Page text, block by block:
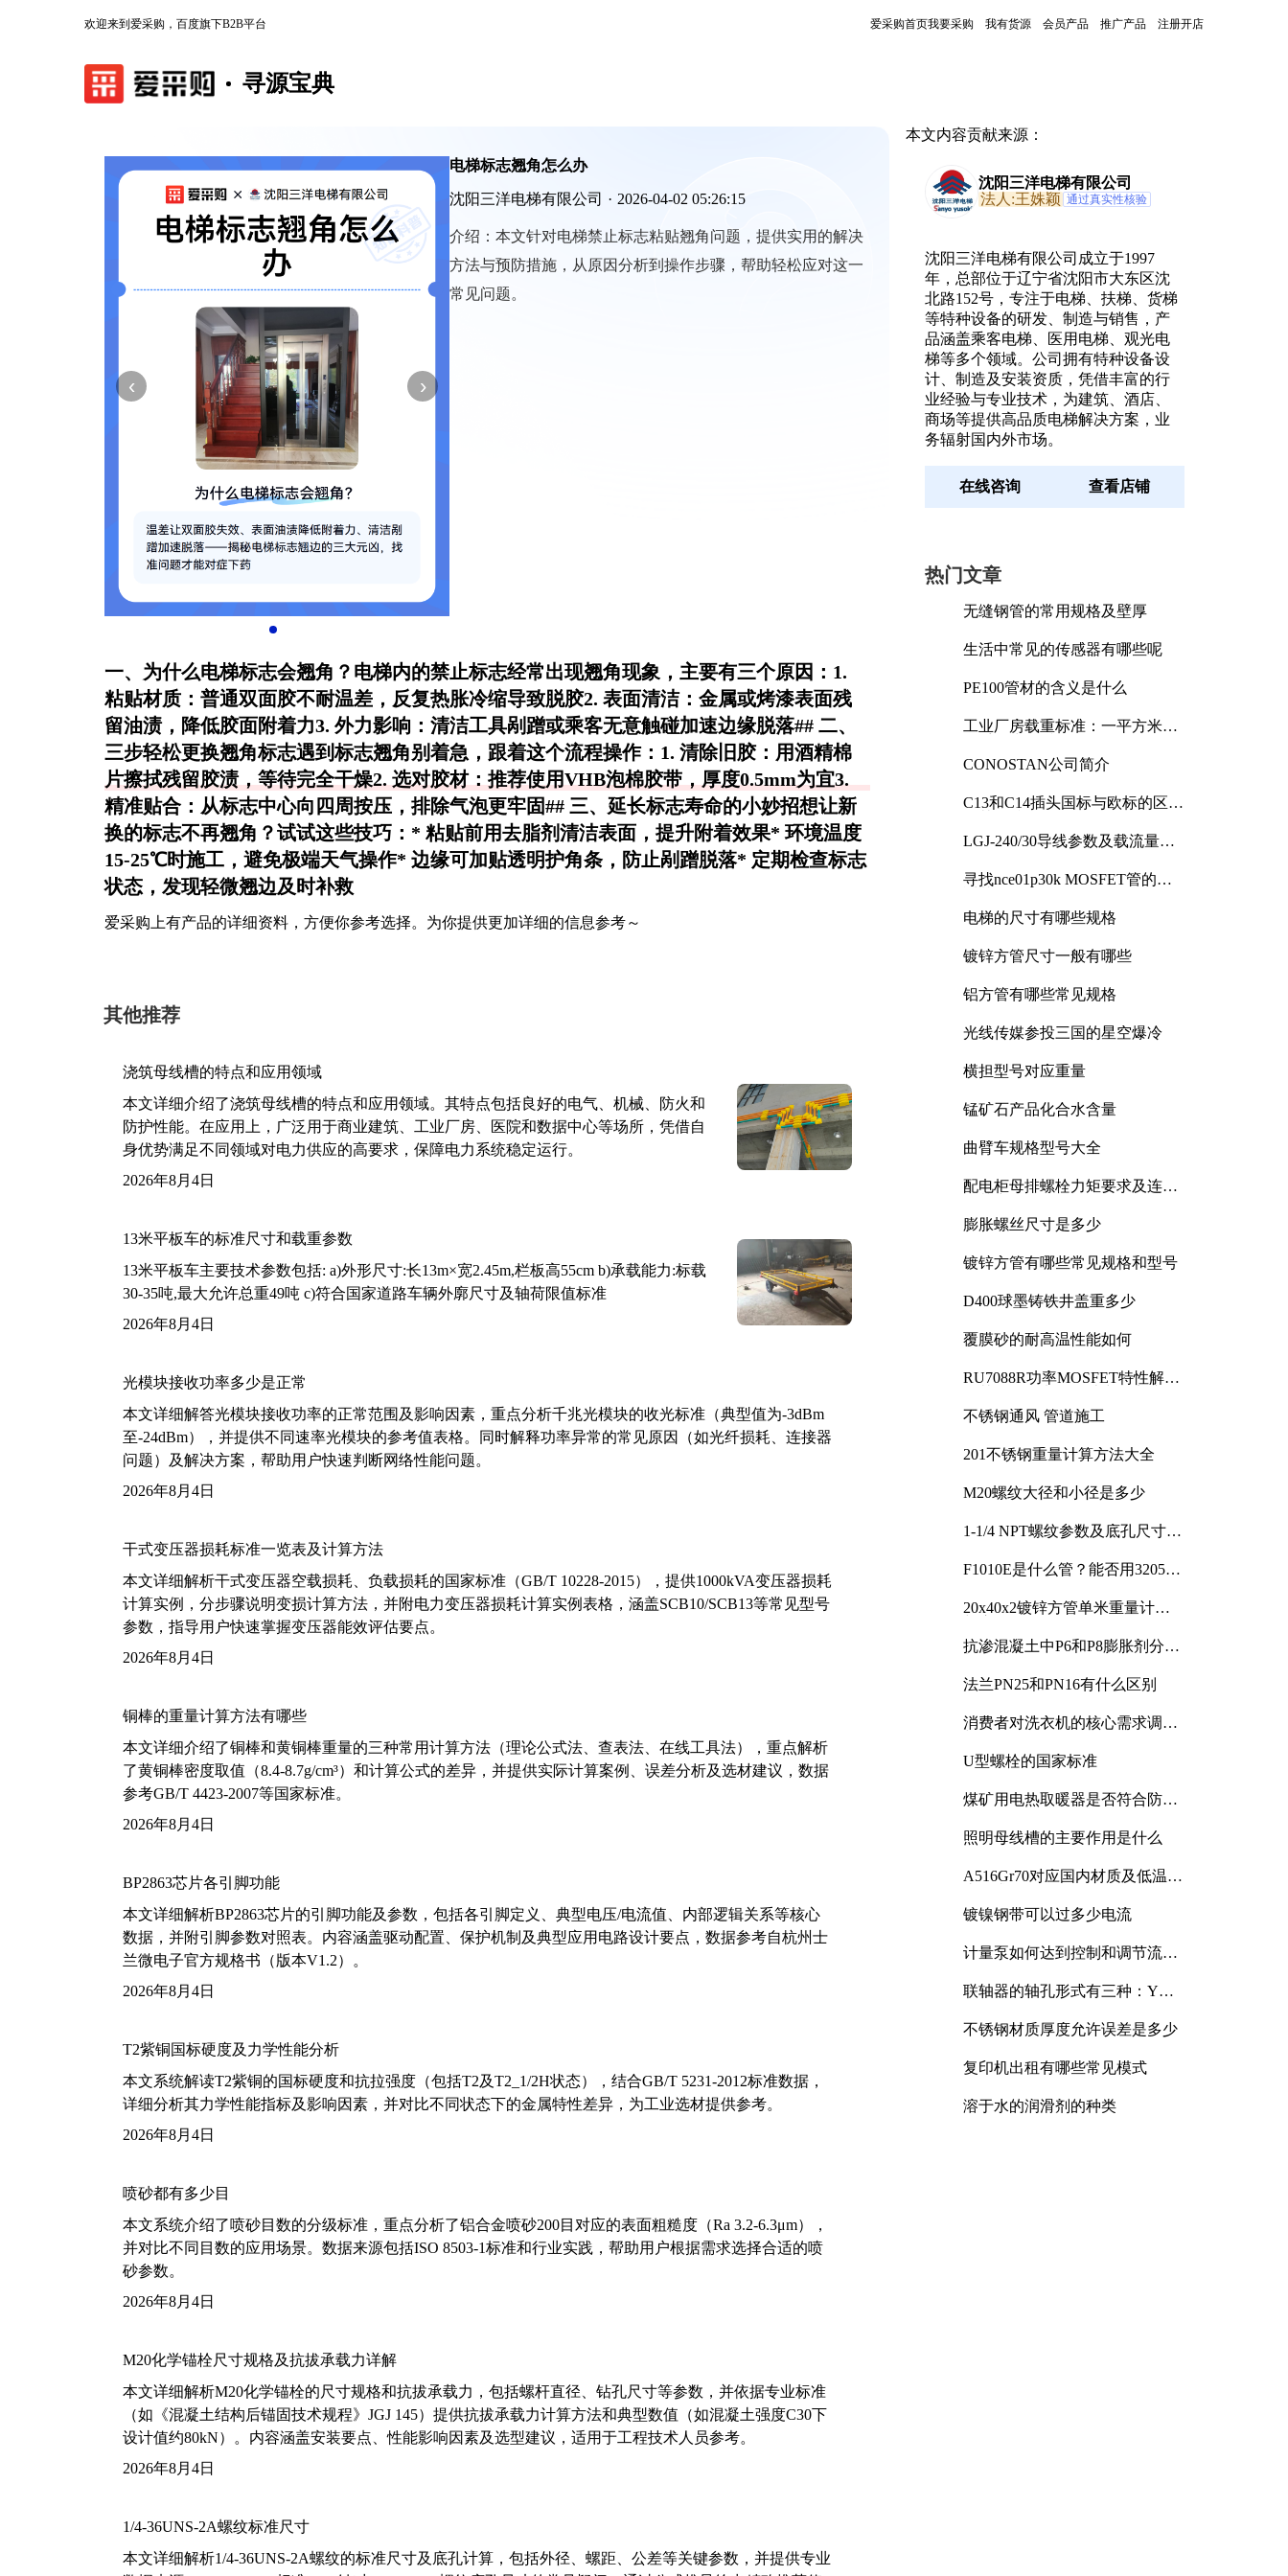
欢迎来到爱采购，百度旗下B2B平台 爱采购首页我要采购 我有货源 会员产品 推广产品 注册开店
寻源宝典
‹ ›
电梯标志翘角怎么办
沈阳三洋电梯有限公司 · 2026-04-02 05:26:15
介绍： 本文针对电梯禁止标志粘贴翘角问题，提供实用的解决
方法与预防措施，从原因分析到操作步骤，帮助轻松应对这一
常见问题。
一、为什么电梯标志会翘角？电梯内的禁止标志经常出现翘角现象，主要有三个原因：1.
粘贴材质 ：普通双面胶不耐温差，反复热胀冷缩导致脱胶2. 表面清洁：金属或烤漆表面残
留油渍，降低胶面附着力3. 外力影响 ：清洁工具剐蹭或乘客无意触碰加速边缘脱落## 二、
三步轻松更换翘角标志遇到标志翘角别着急，跟着这个流程操作：1. 清除旧胶：用酒精棉
片擦拭残留胶渍，等待完全干燥2. 选对胶材：推荐使用VHB泡棉胶带，厚度0.5mm为宜3.
精准贴合 ：从标志中心向四周按压，排除气泡更牢固## 三、延长标志寿命的小妙招想让新
换的标志不再翘角？试试这些技巧：* 粘贴前用去脂剂清洁表面，提升附着效果* 环境温度
15-25℃时施工，避免极端天气操作* 边缘可加贴透明护角条，防止剐蹭脱落* 定期检查标志
状态，发现轻微翘边及时补救
爱采购上有产品的详细资料，方便你参考选择。为你提供更加详细的信息参考～
其他推荐
浇筑母线槽的特点和应用领域
本文详细介绍了浇筑母线槽的特点和应用领域。其特点包括良好的电气、机械、防火和
防护性能。在应用上，广泛用于商业建筑、工业厂房、医院和数据中心等场所，凭借自
身优势满足不同领域对电力供应的高要求，保障电力系统稳定运行。
2026年8月4日
13米平板车的标准尺寸和载重参数
13米平板车主要技术参数包括: a)外形尺寸:长13m×宽2.45m,栏板高55cm b)承载能力:标载
30-35吨,最大允许总重49吨 c)符合国家道路车辆外廓尺寸及轴荷限值标准
2026年8月4日
光模块接收功率多少是正常
本文详细解答光模块接收功率的正常范围及影响因素，重点分析千兆光模块的收光标准（典型值为-3dBm
至-24dBm），并提供不同速率光模块的参考值表格。同时解释功率异常的常见原因（如光纤损耗、连接器
问题）及解决方案，帮助用户快速判断网络性能问题。
2026年8月4日
干式变压器损耗标准一览表及计算方法
本文详细解析干式变压器空载损耗、负载损耗的国家标准（GB/T 10228-2015），提供1000kVA变压器损耗
计算实例，分步骤说明变损计算方法，并附电力变压器损耗计算实例表格，涵盖SCB10/SCB13等常见型号
参数，指导用户快速掌握变压器能效评估要点。
2026年8月4日
铜棒的重量计算方法有哪些
本文详细介绍了铜棒和黄铜棒重量的三种常用计算方法（理论公式法、查表法、在线工具法），重点解析
了黄铜棒密度取值（8.4-8.7g/cm³）和计算公式的差异，并提供实际计算案例、误差分析及选材建议，数据
参考GB/T 4423-2007等国家标准。
2026年8月4日
BP2863芯片各引脚功能
本文详细解析BP2863芯片的引脚功能及参数，包括各引脚定义、典型电压/电流值、内部逻辑关系等核心
数据，并附引脚参数对照表。内容涵盖驱动配置、保护机制及典型应用电路设计要点，数据参考自杭州士
兰微电子官方规格书（版本V1.2）。
2026年8月4日
T2紫铜国标硬度及力学性能分析
本文系统解读T2紫铜的国标硬度和抗拉强度（包括T2及T2_1/2H状态），结合GB/T 5231-2012标准数据，
详细分析其力学性能指标及影响因素，并对比不同状态下的金属特性差异，为工业选材提供参考。
2026年8月4日
喷砂都有多少目
本文系统介绍了喷砂目数的分级标准，重点分析了铝合金喷砂200目对应的表面粗糙度（Ra 3.2-6.3μm），
并对比不同目数的应用场景。数据来源包括ISO 8503-1标准和行业实践，帮助用户根据需求选择合适的喷
砂参数。
2026年8月4日
M20化学锚栓尺寸规格及抗拔承载力详解
本文详细解析M20化学锚栓的尺寸规格和抗拔承载力，包括螺杆直径、钻孔尺寸等参数，并依据专业标准
（如《混凝土结构后锚固技术规程》JGJ 145）提供抗拔承载力计算方法和典型数值（如混凝土强度C30下
设计值约80kN）。内容涵盖安装要点、性能影响因素及选型建议，适用于工程技术人员参考。
2026年8月4日
1/4-36UNS-2A螺纹标准尺寸
本文详细解析1/4-36UNS-2A螺纹的标准尺寸及底孔计算，包括外径、螺距、公差等关键参数，并提供专业
本文内容贡献来源：
沈阳三洋电梯有限公司
法人:王姝颖 通过真实性核验
沈阳三洋电梯有限公司成立于1997
年，总部位于辽宁省沈阳市大东区沈
北路152号，专注于电梯、扶梯、货梯
等特种设备的研发、制造与销售，产
品涵盖乘客电梯、医用电梯、观光电
梯等多个领域。公司拥有特种设备设
计、制造及安装资质，凭借丰富的行
业经验与专业技术，为建筑、酒店、
商场等提供高品质电梯解决方案，业
务辐射国内外市场。
在线咨询 查看店铺
热门文章
无缝钢管的常用规格及壁厚
生活中常见的传感器有哪些呢
PE100管材的含义是什么
工业厂房载重标准：一平方米能
CONOSTAN公司简介
C13和C14插头国标与欧标的区别
LGJ-240/30导线参数及载流量解
寻找nce01p30k MOSFET管的合
电梯的尺寸有哪些规格
镀锌方管尺寸一般有哪些
铝方管有哪些常见规格
光线传媒参投三国的星空爆冷
横担型号对应重量
锰矿石产品化合水含量
曲臂车规格型号大全
配电柜母排螺栓力矩要求及连接
膨胀螺丝尺寸是多少
镀锌方管有哪些常见规格和型号
D400球墨铸铁井盖重多少
覆膜砂的耐高温性能如何
RU7088R功率MOSFET特性解析
不锈钢通风 管道施工
201不锈钢重量计算方法大全
M20螺纹大径和小径是多少
1-1/4 NPT螺纹参数及底孔尺寸详
F1010E是什么管？能否用3205或
20x40x2镀锌方管单米重量计算
抗渗混凝土中P6和P8膨胀剂分别
法兰PN25和PN16有什么区别
消费者对洗衣机的核心需求调研
U型螺栓的国家标准
煤矿用电热取暖器是否符合防爆
照明母线槽的主要作用是什么
A516Gr70对应国内材质及低温冲
镀镍钢带可以过多少电流
计量泵如何达到控制和调节流量
联轴器的轴孔形式有三种：Y
不锈钢材质厚度允许误差是多少
复印机出租有哪些常见模式
溶于水的润滑剂的种类